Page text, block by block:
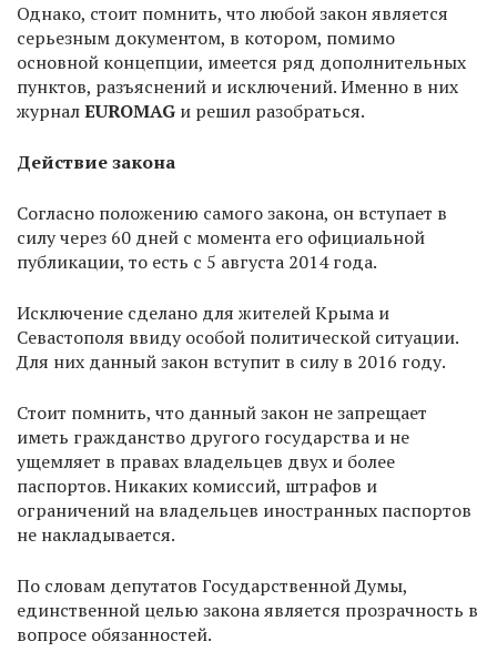
Однако, стоит помнить, что любой закон является
серьезным документом, в котором, помимо
основной концепции, имеется ряд дополнительных
пунктов, разъяснений и исключений. Именно в них
журналEUROMAG и решил разобраться.
Действие закона
Согласно положению самого закона, он вступает в
силу через 60 дней с момента его официальной
публикации, то есть с 5 августа 2014 года.
Исключение сделано для жителей Крыма и
Севастополя ввиду особой политической ситуации.
Для них данный закон вступит в силу в 2016 году.
Стоит помнить, что данный закон не запрещает
иметь гражданство другого государства и не
ущемляет в правах владельцев двух и более
паспортов. Никаких комиссий, штрафов и
ограничений на владельцев иностранных паспортов
не накладывается.
По словам депутатов Государственной Думы,
единственной целью закона является прозрачность в
вопросе обязанностей.